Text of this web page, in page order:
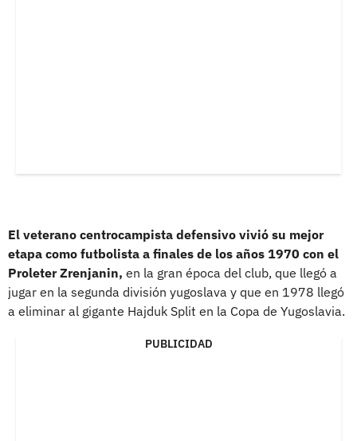
El veterano centrocampista defensivo vivió su mejor
etapa como futbolista a finales de los años 1970 con el
Proleter Zrenjanin, en la gran época del club, que llegó a
jugar en la segunda división yugoslava y que en 1978 llegó
a eliminar al gigante Hajduk Split en la Copa de Yugoslavia.
PUBLICIDAD